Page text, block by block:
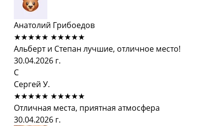
Анатолий Грибоедов
★★★★★ ★★★★★
Альберт и Степан лучшие, отличное место!
30.04.2026 г.
С
Сергей У.
★★★★★ ★★★★★
Отличная места, приятная атмосфера
30.04.2026 г.